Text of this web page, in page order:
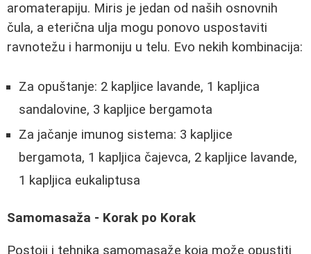
aromaterapiju. Miris je jedan od naših osnovnih
čula, a eterična ulja mogu ponovo uspostaviti
ravnotežu i harmoniju u telu. Evo nekih kombinacija:
Za opuštanje: 2 kapljice lavande, 1 kapljica
sandalovine, 3 kapljice bergamota
Za jačanje imunog sistema: 3 kapljice
bergamota, 1 kapljica čajevca, 2 kapljice lavande,
1 kapljica eukaliptusa
Samomasaža - Korak po Korak
Postoji i tehnika samomasaže koja može opustiti